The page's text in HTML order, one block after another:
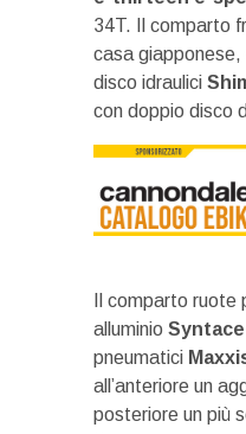
34T. Il comparto
casa giapponese,
disco idraulici
con doppio disco
Il comparto
alluminio Syntace
pneumatici
all’anteriore un
posteriore un più